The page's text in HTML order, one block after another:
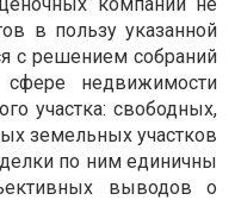
в пользу указанной
с решением собраний
недвижимости
участка: свободных,
земельных участков
по ним единичны
выводов о